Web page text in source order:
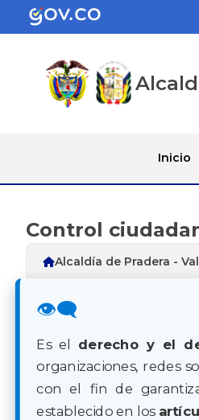
Inicio
Control
Alcaldía de Pradera -
👁️‍🗨️
Es el derecho y el
organizaciones, redes
con el fin de
establecido en los